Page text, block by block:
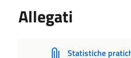
Allegati
Statistiche